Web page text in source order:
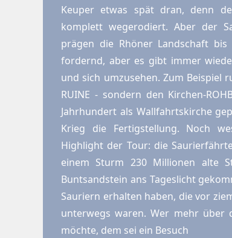
Keuper etwas spät dran, denn
komplett wegerodiert. Aber der
prägen die Rhöner Landschaft
fordernd, aber es gibt immer
und sich umzusehen. Zum Beispiel
RUINE - sondern den Kirchen-
Jahrhundert als Wallfahrtskirche
Krieg die Fertigstellung. Noch
Highlight der Tour: die
einem Sturm 230 Millionen alte
Buntsandstein ans Tageslicht
Sauriern erhalten haben, die vor
unterwegs waren. Wer mehr über
möchte, dem sei ein Besuch